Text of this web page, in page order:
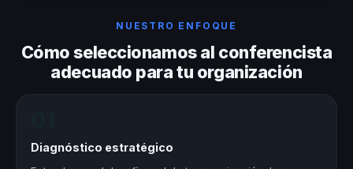
NUESTRO ENFOQUE
Cómo seleccionamos al conferencista
adecuado para tu organización
Diagnóstico estratégico